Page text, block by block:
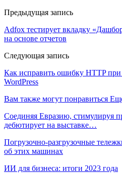
Предыдущая запись
Adfox тестирует вкладку
на основе отчетов
Следующая запись
Как исправить ошибку HTTP при
WordPress
Вам также могут понравиться
Соединяя Евразию, стимулируя
дебютирует на выставке…
Погрузочно-разгрузочные
об этих машинах
ИИ для бизнеса: итоги 2023 года